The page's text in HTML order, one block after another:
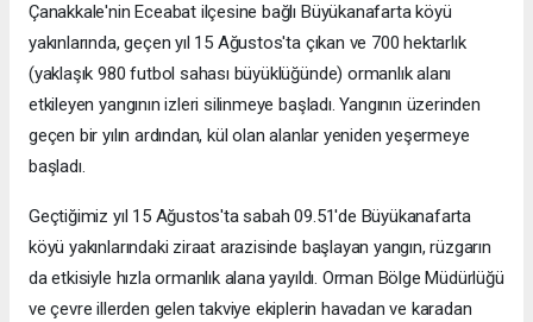
Çanakkale'nin Eceabat ilçesine bağlı Büyükanafarta köyü
yakınlarında, geçen yıl 15 Ağustos'ta çıkan ve 700 hektarlık
(yaklaşık 980 futbol sahası büyüklüğünde) ormanlık alanı
etkileyen yangının izleri silinmeye başladı. Yangının üzerinden
geçen bir yılın ardından, kül olan alanlar yeniden yeşermeye
başladı.
Geçtiğimiz yıl 15 Ağustos'ta sabah 09.51'de Büyükanafarta
köyü yakınlarındaki ziraat arazisinde başlayan yangın, rüzgarın
da etkisiyle hızla ormanlık alana yayıldı. Orman Bölge Müdürlüğü
ve çevre illerden gelen takviye ekiplerin havadan ve karadan